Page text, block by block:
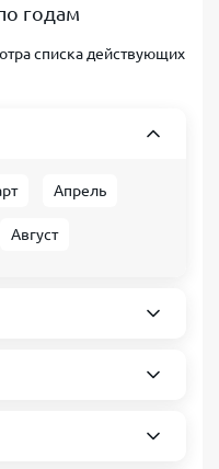
годам
списка действующих
Апрель
Август